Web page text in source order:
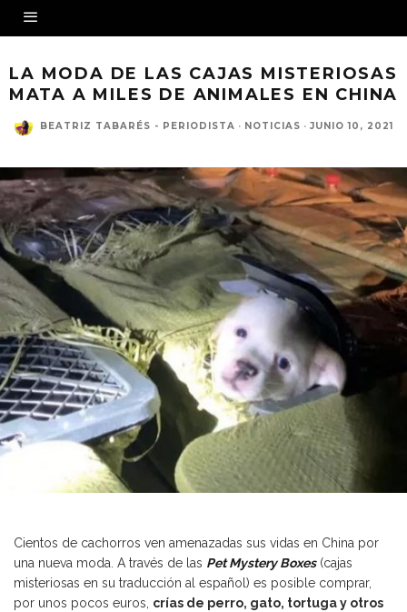
LA MODA DE LAS CAJAS MISTERIOSAS
MATA A MILES DE ANIMALES EN CHINA
BEATRIZ TABARÉS - PERIODISTA · NOTICIAS · JUNIO 10, 2021
Cientos de cachorros ven amenazadas sus vidas en China por
una nueva moda. A través de las Pet Mystery Boxes(cajas
misteriosas en su traducción al español) es posible comprar,
por unos pocos euros, crías de perro, gato, tortuga y otros